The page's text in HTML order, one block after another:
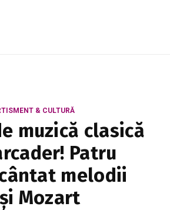
& CULTURĂ
muzică clasică
Patru
melodii
Mozart